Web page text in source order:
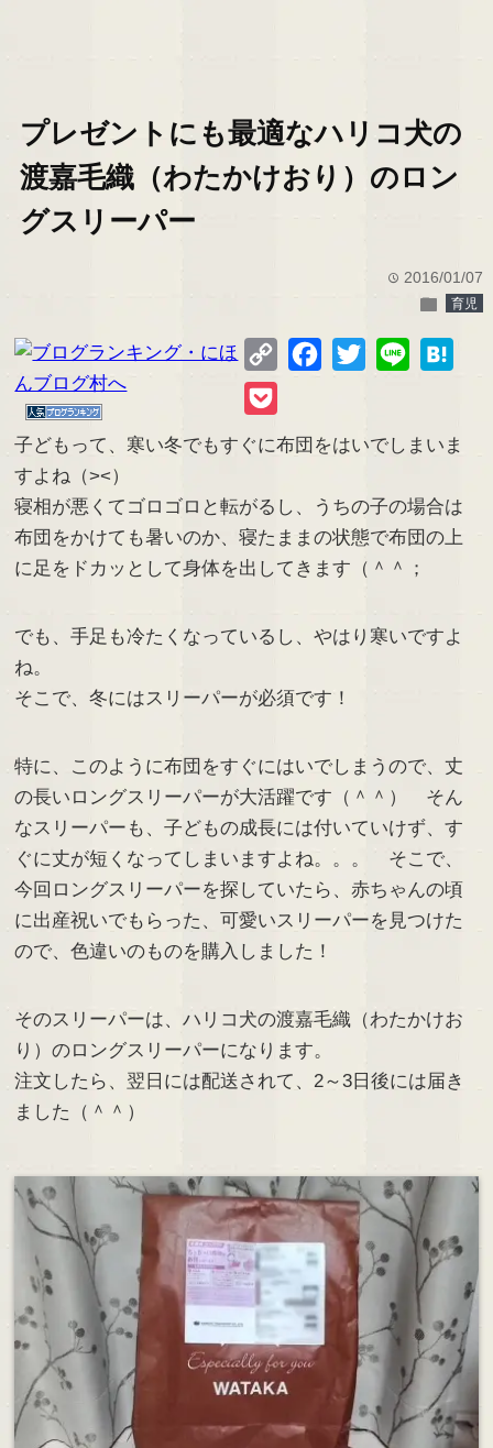
プレゼントにも最適なハリコ犬の
渡嘉毛織（わたかけおり）のロン
グスリーパー
time 2016/01/07
folder 育児
Copy
Facebook
Twitter Line
子どもって、寒い冬でもすぐに布団をはいでしまいま
すよね（><）
寝相が悪くてゴロゴロと転がるし、うちの子の場合は
布団をかけても暑いのか、寝たままの状態で布団の上
に足をドカッとして身体を出してきます（＾＾；
でも、手足も冷たくなっているし、やはり寒いですよ
ね。
そこで、冬にはスリーパーが必須です！
特に、このように布団をすぐにはいでしまうので、丈
の長いロングスリーパーが大活躍です（＾＾） そん
なスリーパーも、子どもの成長には付いていけず、す
ぐに丈が短くなってしまいますよね。。。 そこで、
今回ロングスリーパーを探していたら、赤ちゃんの頃
に出産祝いでもらった、可愛いスリーパーを見つけた
ので、色違いのものを購入しました！
そのスリーパーは、ハリコ犬の渡嘉毛織（わたかけお
り）のロングスリーパーになります。
注文したら、翌日には配送されて、2～3日後には届き
ました（＾＾）